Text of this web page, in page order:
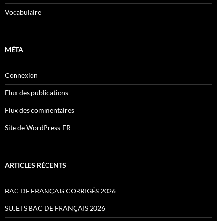
Vocabulaire
MÉTA
Connexion
Flux des publications
Flux des commentaires
Site de WordPress-FR
ARTICLES RÉCENTS
BAC DE FRANÇAIS CORRIGÉS 2026
SUJETS BAC DE FRANÇAIS 2026